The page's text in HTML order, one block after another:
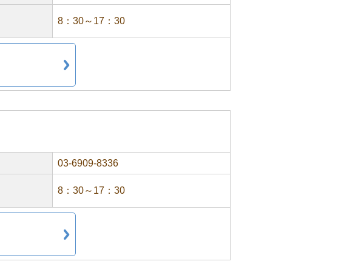
8：30～17：30
03-6909-8336
8：30～17：30